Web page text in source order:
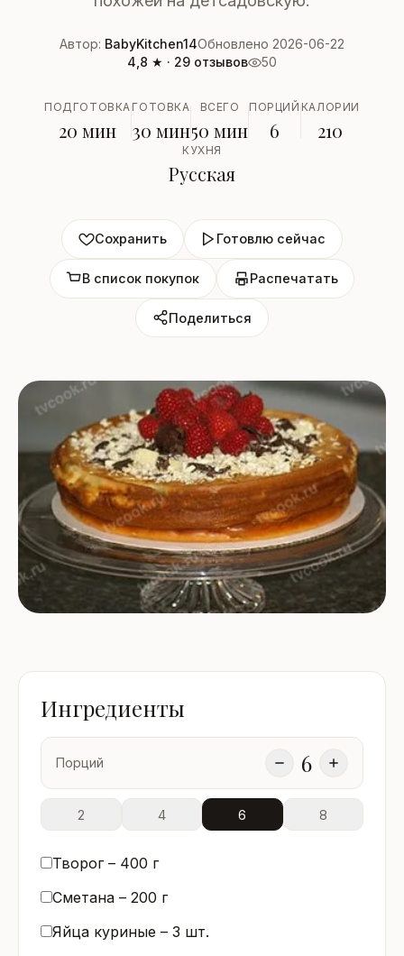
Автор: BabyKitchen14Обновлено 2026-06-22
4,8 ★ · 29 отзывов
50
ПОДГОТОВКА
20 мин
ГОТОВКА
30 мин
ВСЕГО
50 мин
ПОРЦИЙ
6
КАЛОРИИ
210
КУХНЯ
Русская
Сохранить Готовлю сейчас
В список покупок Распечатать
Поделиться
Ингредиенты
Порций 6
2 4 6 8
Творог – 400 г
Сметана – 200 г
Яйца куриные – 3 шт.